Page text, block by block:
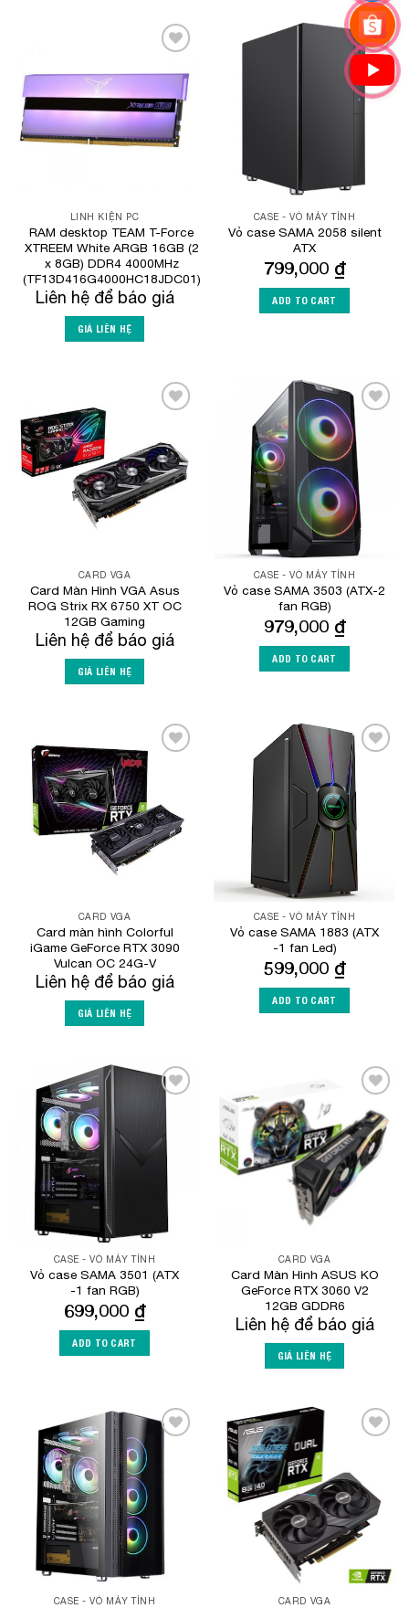
Wishlist
LINH KIỆN PC
RAM desktop TEAM T-Force
XTREEM White ARGB 16GB (2
x 8GB) DDR4 4000MHz
(TF13D416G4000HC18JDC01)
Liên hệ để báo giá
GIÁ LIÊN HỆ
Add to
Wishlist
CASE - VỎ MÁY TÍNH
Vỏ case SAMA 2058 silent
ATX
799,000 ₫
ADD TO CART
CARD VGA
Card Màn Hình VGA Asus
ROG Strix RX 6750 XT OC
12GB Gaming
Liên hệ để báo giá
GIÁ LIÊN HỆ
Add to
Wishlist
CASE - VỎ MÁY TÍNH
Vỏ case SAMA 3503 (ATX-2
fan RGB)
979,000 ₫
ADD TO CART
CARD VGA
Card màn hình Colorful
iGame GeForce RTX 3090
Vulcan OC 24G-V
Liên hệ để báo giá
GIÁ LIÊN HỆ
Add to
Wishlist
CASE - VỎ MÁY TÍNH
Vỏ case SAMA 1883 (ATX
-1 fan Led)
599,000 ₫
ADD TO CART
CASE - VỎ MÁY TÍNH
Vỏ case SAMA 3501 (ATX
-1 fan RGB)
699,000 ₫
ADD TO CART
Wishlist
CARD VGA
Card Màn Hình ASUS KO
GeForce RTX 3060 V2
12GB GDDR6
Liên hệ để báo giá
GIÁ LIÊN HỆ
Wishlist
CASE - VỎ MÁY TÍNH CARD VGA